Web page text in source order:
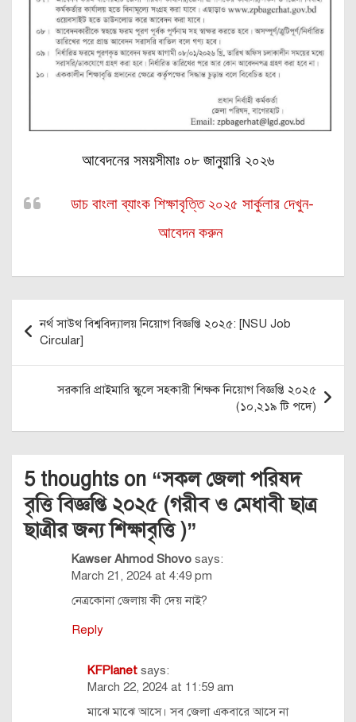
আবেদনের সময়সীমাঃ ০৮ জানুয়ারি ২০২৬
ডাচ বাংলা ব্যাংক শিক্ষাবৃত্তি ২০২৫ সার্কুলার দেখুন-
আবেদন করুন
navigation
নর্থ সাউথ বিশ্ববিদ্যালয় নিয়োগ বিজ্ঞপ্তি ২০২৫: [NSU Job
Circular]
সরকারি প্রাইমারি স্কুলে সহকারী শিক্ষক নিয়োগ বিজ্ঞপ্তি ২০২৫
(১০,২১৯ টি পদে)
5 thoughts on “সকল জেলা পরিষদ
বৃত্তি বিজ্ঞপ্তি ২০২৫ (গরীব ও মেধাবী ছাত্র
ছাত্রীর জন্য শিক্ষাবৃত্তি )”
Kawser Ahmod Shovo says:
March 21, 2024 at 4:49 pm
নেত্রকোনা জেলায় কী দেয় নাই?
Reply
KFPlanet says:
March 22, 2024 at 11:59 am
মাঝে মাঝে আসে। সব জেলা একবারে আসে না